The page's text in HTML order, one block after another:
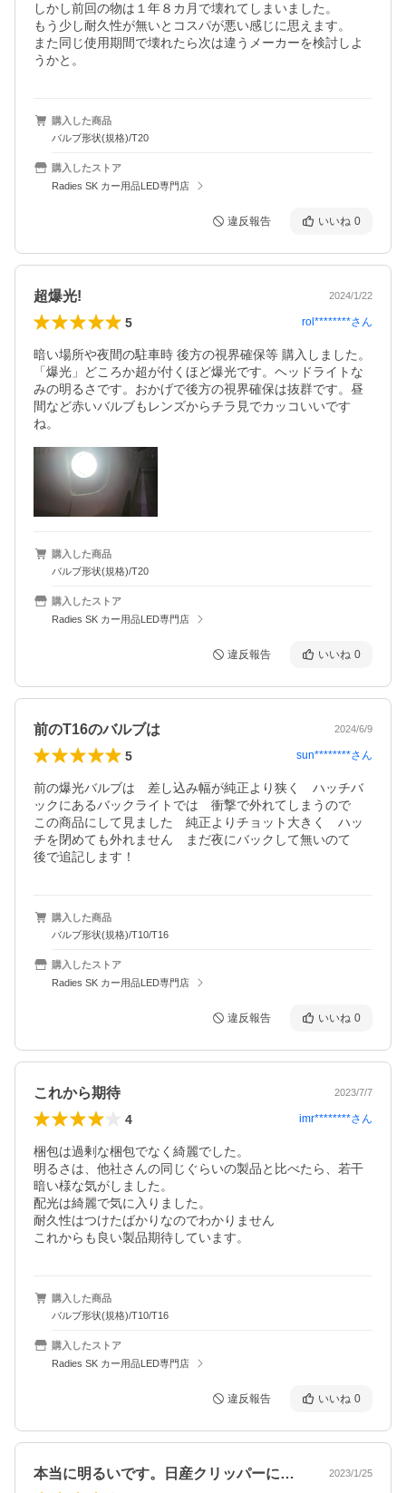
しかし前回の物は１年８カ月で壊れてしまいました。
もう少し耐久性が無いとコスパが悪い感じに思えます。
また同じ使用期間で壊れたら次は違うメーカーを検討しよ
購入した商品
バルブ形状(規格)/T20
購入したストア
Radies SK カー用品LED専門店
違反報告 いいね 0
超爆光! 2024/1/22
5 rol********さん
暗い場所や夜間の駐車時 後方の視界確保等 購入しました。
「爆光」どころか超が付くほど爆光です。ヘッドライトな
みの明るさです。おかげで後方の視界確保は抜群です。昼
間など赤いバルブもレンズからチラ見でカッコいいです
ね。
購入した商品
バルブ形状(規格)/T20
購入したストア
Radies SK カー用品LED専門店
違反報告 いいね 0
前のT16のバルブは 2024/6/9
5 sun********さん
前の爆光バルブは　差し込み幅が純正より狭く　ハッチバ
ックにあるバックライトでは　衝撃で外れてしまうので
この商品にして見ました　純正よりチョット大きく　ハッ
チを閉めても外れません　まだ夜にバックして無いのて
後で追記します！
購入した商品
バルブ形状(規格)/T10/T16
購入したストア
Radies SK カー用品LED専門店
違反報告 いいね 0
これから期待 2023/7/7
4 imr********さん
梱包は過剰な梱包でなく綺麗でした。
明るさは、他社さんの同じぐらいの製品と比べたら、若干
暗い様な気がしました。
配光は綺麗で気に入りました。
耐久性はつけたばかりなのでわかりません
これからも良い製品期待しています。
購入した商品
バルブ形状(規格)/T10/T16
購入したストア
Radies SK カー用品LED専門店
違反報告 いいね 0
本当に明るいです。日産クリッパーにポジ… 2023/1/25